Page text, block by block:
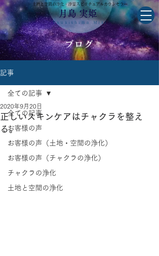
月島 実姫
Tsukishima Miki
土地と空間の浄化・浄霊スピリチュアルカウンセラー
ブログ
記事
全ての記事
お客様の声
お客様の声（土地・空間の浄化）
お客様の声（チャクラの浄化）
チャクラの浄化
土地と空間の浄化
全ての記事
正しいスキンケアはチャクラを整え
る。
2020年9月20日